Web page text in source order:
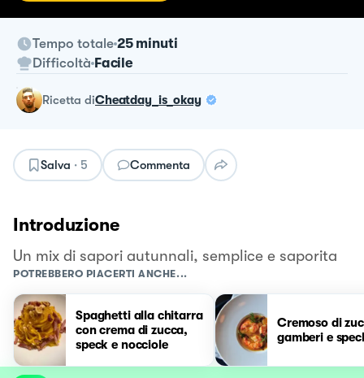
Tempo totale 25 minuti
Difficoltà Facile
ricetta diCheatday_is_okay
Salva · 5 Commenta
Introduzione
Un mix di sapori autunnali, semplice e saporita
POTREBBERO PIACERTI ANCHE...
Spaghetti alla chitarra
con crema di zucca,
speck e nocciole
Cremoso di
gamberi e